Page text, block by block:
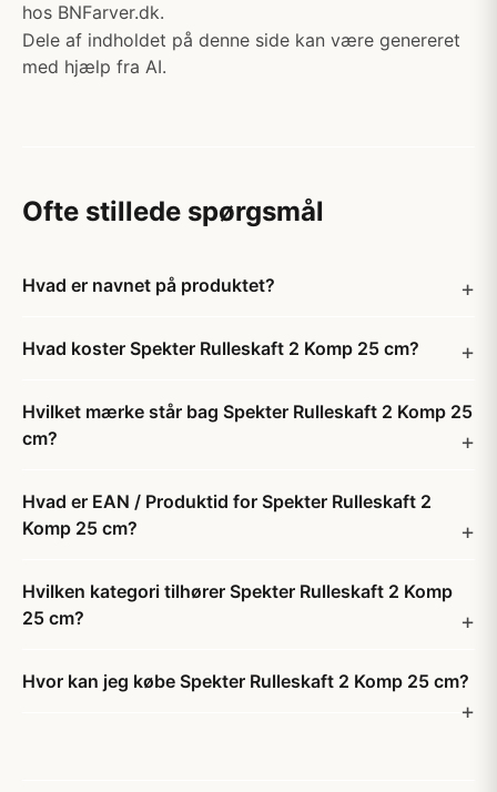
hos BNFarver.dk.
Dele af indholdet på denne side kan være genereret
med hjælp fra AI.
Ofte stillede spørgsmål
Hvad er navnet på produktet?
Hvad koster Spekter Rulleskaft 2 Komp 25 cm?
Hvilket mærke står bag Spekter Rulleskaft 2 Komp 25
cm?
Hvad er EAN / Produktid for Spekter Rulleskaft 2
Komp 25 cm?
Hvilken kategori tilhører Spekter Rulleskaft 2 Komp
25 cm?
Hvor kan jeg købe Spekter Rulleskaft 2 Komp 25 cm?